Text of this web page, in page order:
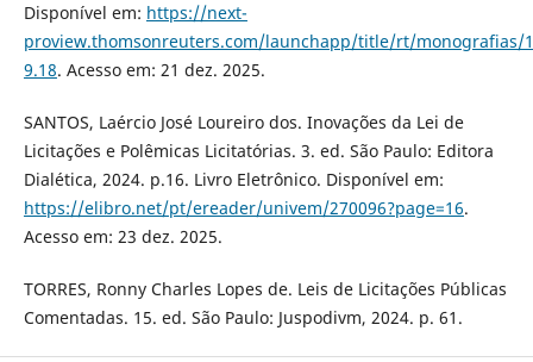
Disponível em: https://next-
proview.thomsonreuters.com/launchapp/title/rt/monografias/
9.18. Acesso em: 21 dez. 2025.
SANTOS, Laércio José Loureiro dos. Inovações da Lei de
Licitações e Polêmicas Licitatórias. 3. ed. São Paulo: Editora
Dialética, 2024. p.16. Livro Eletrônico. Disponível em:
https://elibro.net/pt/ereader/univem/270096?page=16.
Acesso em: 23 dez. 2025.
TORRES, Ronny Charles Lopes de. Leis de Licitações Públicas
Comentadas. 15. ed. São Paulo: Juspodivm, 2024. p. 61.